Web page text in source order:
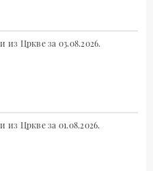
из Цркве за 03.08.2026.
из Цркве за 01.08.2026.